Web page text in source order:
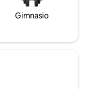
Gimnasio